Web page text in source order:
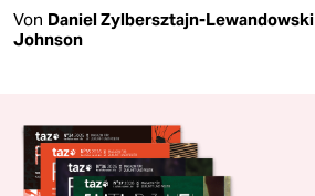
Von Daniel Zylbersztajn-Lewandowski
Johnson